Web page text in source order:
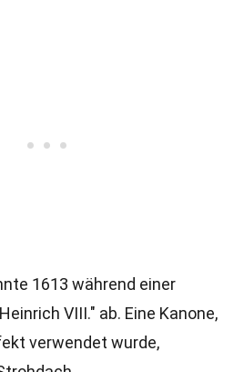
1613 während einer
VIII." ab. Eine Kanone,
verwendet wurde,